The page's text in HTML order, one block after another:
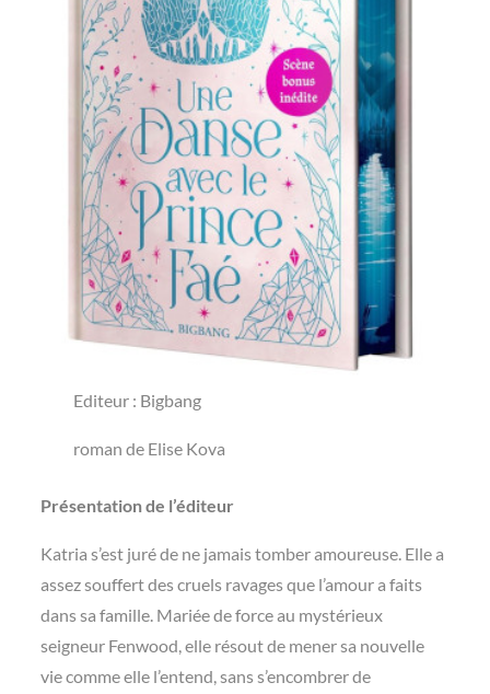
Editeur : Bigbang
roman de Elise Kova
Présentation de l’éditeur
Katria s’est juré de ne jamais tomber amoureuse. Elle a
assez souffert des cruels ravages que l’amour a faits
dans sa famille. Mariée de force au mystérieux
seigneur Fenwood, elle résout de mener sa nouvelle
vie comme elle l’entend, sans s’encombrer de